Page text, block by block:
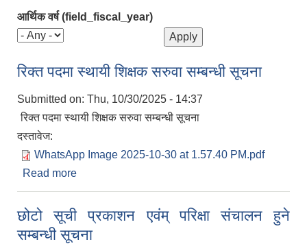
आर्थिक वर्ष (field_fiscal_year)
रिक्त पदमा स्थायी शिक्षक सरुवा सम्बन्धी सूचना
Submitted on: Thu, 10/30/2025 - 14:37
रिक्त पदमा स्थायी शिक्षक सरुवा सम्बन्धी सूचना
दस्तावेज:
WhatsApp Image 2025-10-30 at 1.57.40 PM.pdf
Read more
छोटो सूची प्रकाशन एवंम् परिक्षा संचालन हुने
सम्बन्धी सूचना